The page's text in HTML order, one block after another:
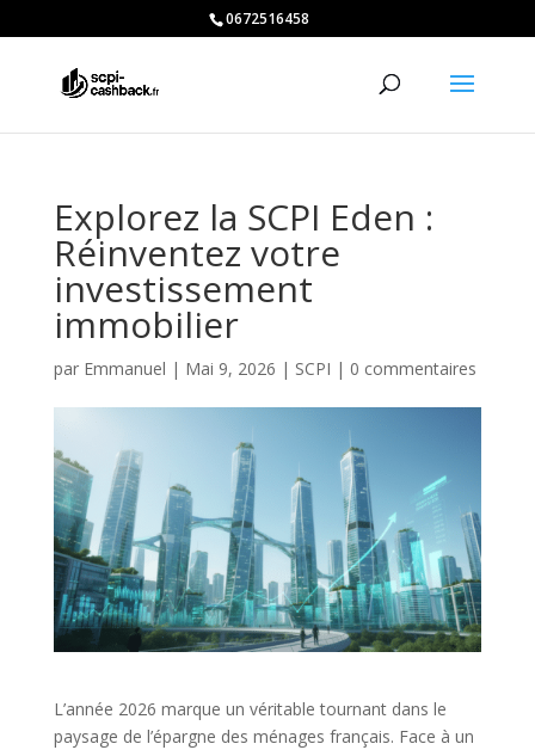
0672516458
Explorez la SCPI Eden :
Réinventez votre
investissement
immobilier
par Emmanuel | Mai 9, 2026 | SCPI | 0 commentaires
L’année 2026 marque un véritable tournant dans le
paysage de l’épargne des ménages français. Face à un